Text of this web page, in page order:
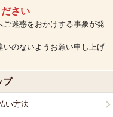
さい
ご迷惑をおかけする事象が発
いのないようお願い申し上げ
プ
い方法